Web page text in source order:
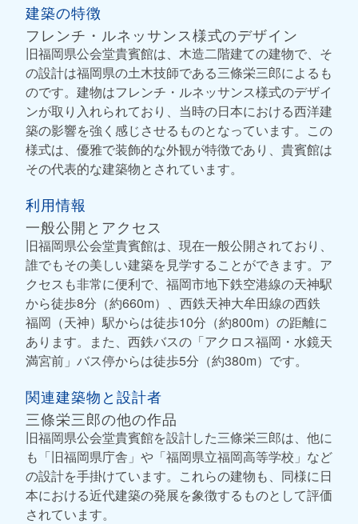
建築の特徴
フレンチ・ルネッサンス様式のデザイン
旧福岡県公会堂貴賓館は、木造二階建ての建物で、そ
の設計は福岡県の土木技師である三條栄三郎によるも
のです。建物はフレンチ・ルネッサンス様式のデザイ
ンが取り入れられており、当時の日本における西洋建
築の影響を強く感じさせるものとなっています。この
様式は、優雅で装飾的な外観が特徴であり、貴賓館は
その代表的な建築物とされています。
利用情報
一般公開とアクセス
旧福岡県公会堂貴賓館は、現在一般公開されており、
誰でもその美しい建築を見学することができます。ア
クセスも非常に便利で、福岡市地下鉄空港線の天神駅
から徒歩8分（約660m）、西鉄天神大牟田線の西鉄
福岡（天神）駅からは徒歩10分（約800m）の距離に
あります。また、西鉄バスの「アクロス福岡・水鏡天
満宮前」バス停からは徒歩5分（約380m）です。
関連建築物と設計者
三條栄三郎の他の作品
旧福岡県公会堂貴賓館を設計した三條栄三郎は、他に
も「旧福岡県庁舎」や「福岡県立福岡高等学校」など
の設計を手掛けています。これらの建物も、同様に日
本における近代建築の発展を象徴するものとして評価
されています。